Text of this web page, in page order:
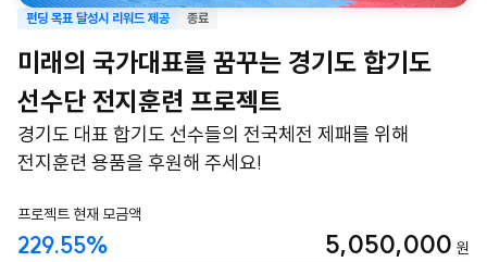
펀딩 목표 달성시 리워드 제공 종료
미래의 국가대표를 꿈꾸는 경기도 합기도
선수단 전지훈련 프로젝트
경기도 대표 합기도 선수들의 전국체전 제패를 위해
전지훈련 용품을 후원해 주세요!
프로젝트 현재 모금액
229.55% 5,050,000 원